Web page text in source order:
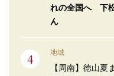
れの全国へ 下
ん
地域
【周南】徳山